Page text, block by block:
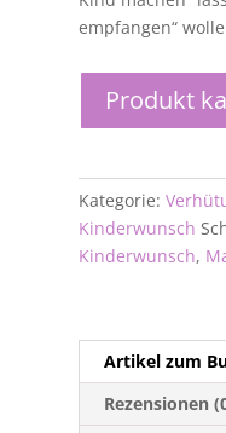
empfangen“
Produkt
Kategorie:
Kinderwunsch
Kinderwunsch,
Artikel zum
Rezensionen